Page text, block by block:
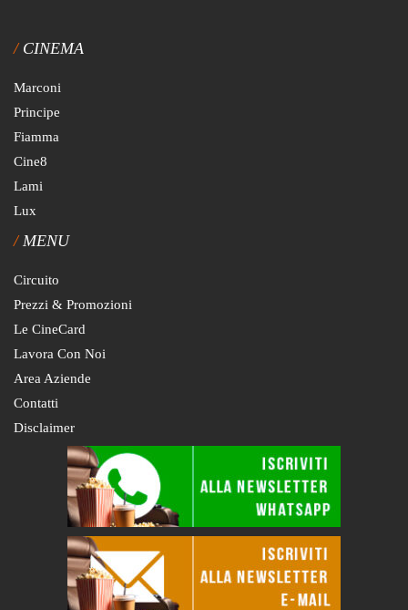
CINEMA
Marconi
Principe
Fiamma
Cine8
Lami
Lux
MENU
Circuito
Prezzi & Promozioni
Le CineCard
Lavora Con Noi
Area Aziende
Contatti
Disclaimer